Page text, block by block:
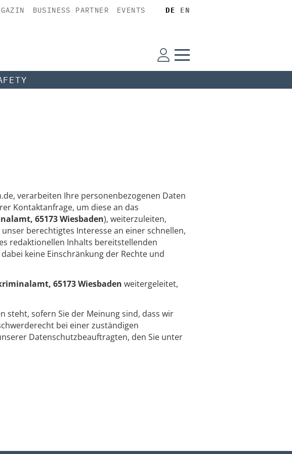
BUSINESS PARTNER EVENTS DE EN
verarbeiten Ihre personenbezogenen Daten
Kontaktanfrage, um diese an das
65173 Wiesbaden), weiterzuleiten,
berechtigtes Interesse an einer schnellen,
redaktionellen Inhalts bereitstellenden
keine Einschränkung der Rechte und
65173 Wiesbaden weitergeleitet,
steht, sofern Sie der Meinung sind, dass wir
bei einer zuständigen
Datenschutzbeauftragten, den Sie unter